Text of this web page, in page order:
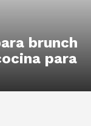
brunch
para